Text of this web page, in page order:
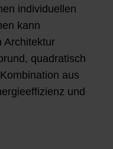
individuellen
kann
Architektur
quadratisch
aus
und